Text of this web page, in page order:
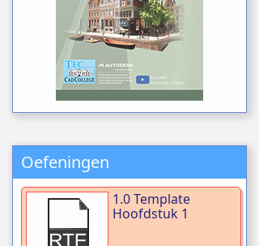
Oefeningen
1.0 Template
Hoofdstuk 1